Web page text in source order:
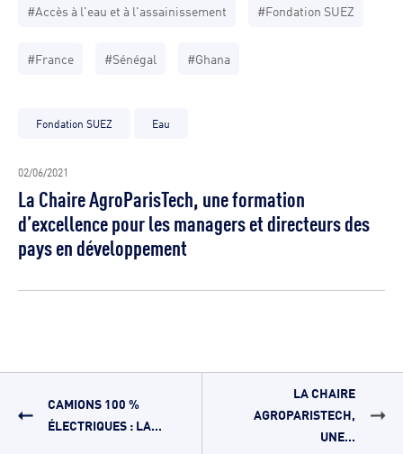
#Accès à l'eau et à l'assainissement #Fondation SUEZ
#France #Sénégal #Ghana
Fondation SUEZ Eau
02/06/2021
La Chaire AgroParisTech, une formation
d’excellence pour les managers et directeurs des
pays en développement
CAMIONS 100 %
ÉLECTRIQUES : LA...
LA CHAIRE
AGROPARISTECH,
UNE...